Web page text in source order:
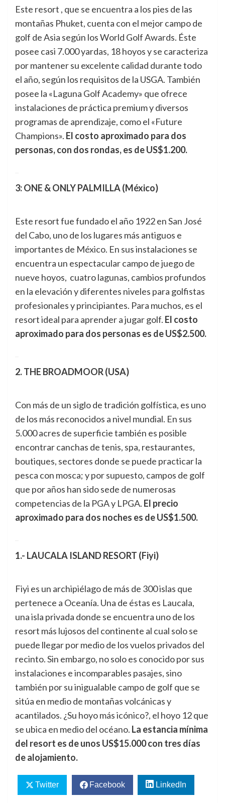
Este resort , que se encuentra a los pies de las
montañas Phuket, cuenta con el mejor campo de
golf de Asia según los World Golf Awards. Éste
posee casi 7.000 yardas, 18 hoyos y se caracteriza
por mantener su excelente calidad durante todo
el año, según los requisitos de la USGA. También
posee la «Laguna Golf Academy» que ofrece
instalaciones de práctica premium y diversos
programas de aprendizaje, como el «Future
Champions». El costo aproximado para dos
personas, con dos rondas, es de US$1.200.
3: ONE & ONLY PALMILLA (México)
Este resort fue fundado el año 1922 en San José
del Cabo, uno de los lugares más antiguos e
importantes de México. En sus instalaciones se
encuentra un espectacular campo de juego de
nueve hoyos, cuatro lagunas, cambios profundos
en la elevación y diferentes niveles para golfistas
profesionales y principiantes. Para muchos, es el
resort ideal para aprender a jugar golf. El costo
aproximado para dos personas es de US$2.500.
2. THE BROADMOOR (USA)
Con más de un siglo de tradición golfística, es uno
de los más reconocidos a nivel mundial. En sus
5.000 acres de superficie también es posible
encontrar canchas de tenis, spa, restaurantes,
boutiques, sectores donde se puede practicar la
pesca con mosca; y por supuesto, campos de golf
que por años han sido sede de numerosas
competencias de la PGA y LPGA. El precio
aproximado para dos noches es de US$1.500.
1.- LAUCALA ISLAND RESORT (Fiyi)
Fiyi es un archipiélago de más de 300 islas que
pertenece a Oceanía. Una de éstas es Laucala,
una isla privada donde se encuentra uno de los
resort más lujosos del continente al cual solo se
puede llegar por medio de los vuelos privados del
recinto. Sin embargo, no solo es conocido por sus
instalaciones e incomparables pasajes, sino
también por su inigualable campo de golf que se
sitúa en medio de montañas volcánicas y
acantilados. ¿Su hoyo más icónico?, el hoyo 12 que
se ubica en medio del océano. La estancia mínima
del resort es de unos US$15.000 con tres días
de alojamiento.
Twitter Facebook LinkedIn